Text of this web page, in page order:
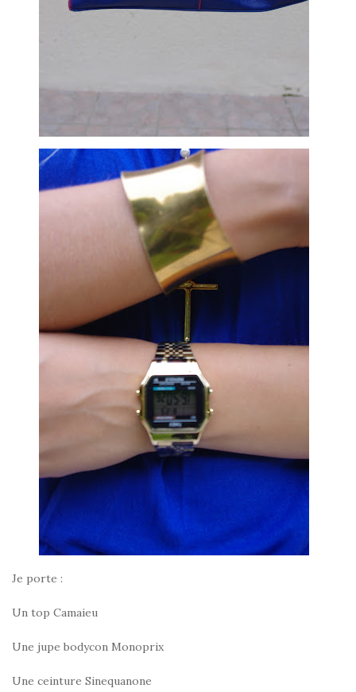
Je porte :
Un top Camaieu
Une jupe bodycon Monoprix
Une ceinture Sinequanone